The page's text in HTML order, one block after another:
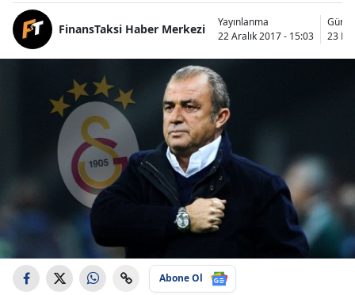
FinansTaksi Haber Merkezi
Yayınlanma
22 Aralık 2017 - 15:03
23
Abone Ol